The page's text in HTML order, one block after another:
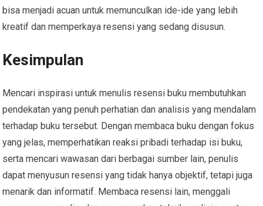
bisa menjadi acuan untuk memunculkan ide-ide yang lebih
kreatif dan memperkaya resensi yang sedang disusun.
Kesimpulan
Mencari inspirasi untuk menulis resensi buku membutuhkan
pendekatan yang penuh perhatian dan analisis yang mendalam
terhadap buku tersebut. Dengan membaca buku dengan fokus
yang jelas, memperhatikan reaksi pribadi terhadap isi buku,
serta mencari wawasan dari berbagai sumber lain, penulis
dapat menyusun resensi yang tidak hanya objektif, tetapi juga
menarik dan informatif. Membaca resensi lain, menggali